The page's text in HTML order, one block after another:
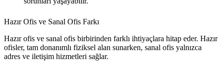
Hazır Ofis ve Sanal Ofis Farkı
Hazır ofis ve sanal ofis birbirinden farklı ihtiyaçlara hitap eder. Hazır
ofisler, tam donanımlı fiziksel alan sunarken, sanal ofis yalnızca
adres ve iletişim hizmetleri sağlar.